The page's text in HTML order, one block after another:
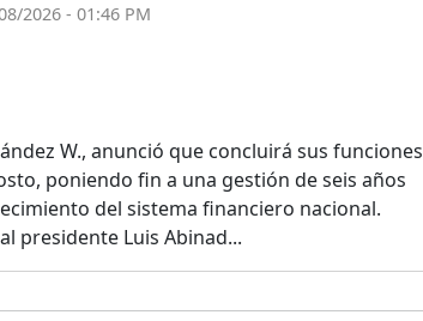
2026 - 01:46 PM
W., anunció que concluirá sus funciones
poniendo fin a una gestión de seis años
del sistema financiero nacional.
presidente Luis Abinad...